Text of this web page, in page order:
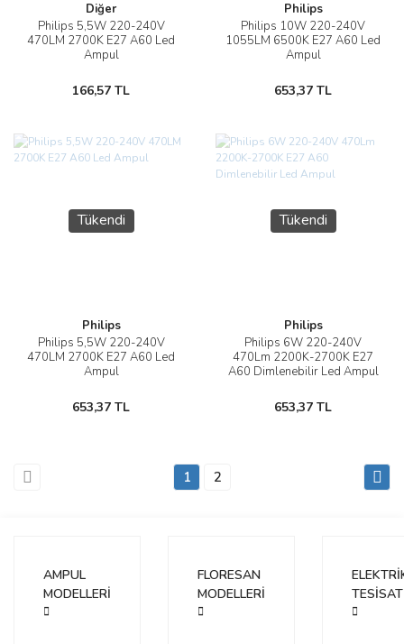
Diğer
Philips 5,5W 220-240V
470LM 2700K E27 A60 Led
Ampul
166,57 TL
Philips
Philips 10W 220-240V
1055LM 6500K E27 A60 Led
Ampul
653,37 TL
Tükendi
Philips
Philips 5,5W 220-240V
470LM 2700K E27 A60 Led
Ampul
653,37 TL
Tükendi
Philips
Philips 6W 220-240V
470Lm 2200K-2700K E27
A60 Dimlenebilir Led Ampul
653,37 TL
1 2
AMPUL
MODELLERİ
FLORESAN
MODELLERİ
TESİSAT